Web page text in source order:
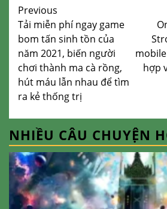
Continue
Reading
Previous
Tải miễn phí ngay game
bom tấn sinh tồn của
năm 2021, biến người
chơi thành ma cà rồng,
hút máu lẫn nhau để tìm
ra kẻ thống trị
hợp
NHIỀU CÂU CHUYỆN